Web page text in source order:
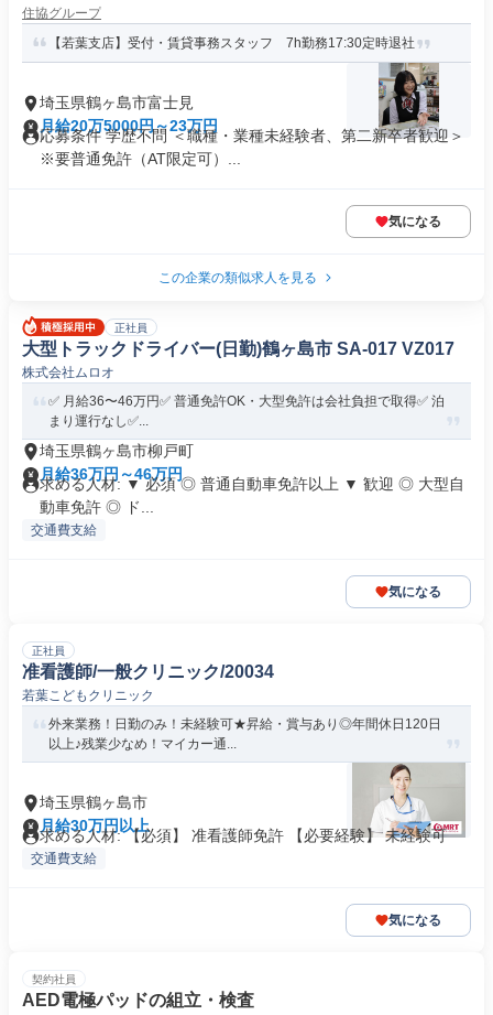
住協グループ
【若葉支店】受付・賃貸事務スタッフ 7h勤務17:30定時退社
埼玉県鶴ヶ島市富士見
月給20万5000円～23万円
応募条件 学歴不問 ＜職種・業種未経験者、第二新卒者歓迎＞
※要普通免許（AT限定可）...
気になる
この企業の類似求人を見る
正社員
大型トラックドライバー(日勤)鶴ヶ島市 SA-017 VZ017
株式会社ムロオ
✅️ 月給36〜46万円✅️ 普通免許OK・大型免許は会社負担で取得✅️ 泊
まり運行なし✅...
埼玉県鶴ヶ島市柳戸町
月給36万円～46万円
求める人材: ▼ 必須 ◎ 普通自動車免許以上 ▼ 歓迎 ◎ 大型自
動車免許 ◎ ド...
交通費支給
気になる
正社員
准看護師/一般クリニック/20034
若葉こどもクリニック
外来業務！日勤のみ！未経験可★昇給・賞与あり◎年間休日120日
以上♪残業少なめ！マイカー通...
埼玉県鶴ヶ島市
月給30万円以上
求める人材: 【必須】 准看護師免許 【必要経験】 未経験可
交通費支給
気になる
契約社員
AED電極パッドの組立・検査